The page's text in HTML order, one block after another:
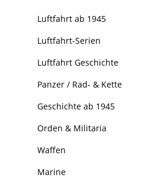
Luftfahrt ab 1945
Luftfahrt-Serien
Luftfahrt Geschichte
Panzer / Rad- & Kette
Geschichte ab 1945
Orden & Militaria
Waffen
Marine